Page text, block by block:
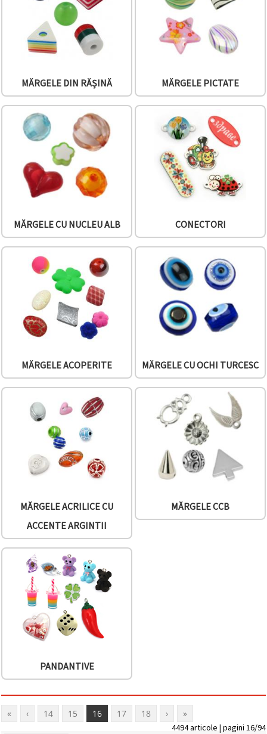
MĂRGELE DIN RĂȘINĂ MĂRGELE PICTATE
MĂRGELE CU NUCLEU ALB CONECTORI
MĂRGELE ACOPERITE MĂRGELE CU OCHI TURCESC
MĂRGELE ACRILICE CU
ACCENTE ARGINTII
MĂRGELE CCB
PANDANTIVE
« ‹ 14 15 16 17 18 › »
4494 articole | pagini 16/94